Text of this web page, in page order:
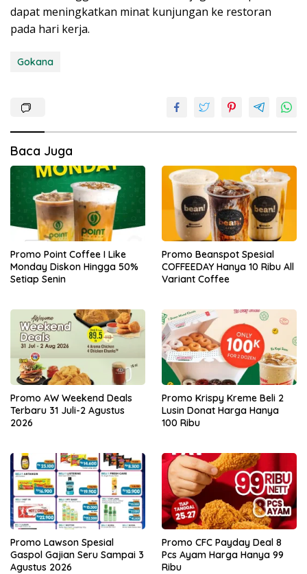
dapat meningkatkan minat kunjungan ke restoran
pada hari kerja.
Gokana
Baca Juga
Promo Point Coffee I Like
Monday Diskon Hingga 50%
Setiap Senin
Promo Beanspot Spesial
COFFEEDAY Hanya 10 Ribu All
Variant Coffee
Promo AW Weekend Deals
Terbaru 31 Juli-2 Agustus
2026
Promo Krispy Kreme Beli 2
Lusin Donat Harga Hanya
100 Ribu
Promo Lawson Spesial
Gaspol Gajian Seru Sampai 3
Agustus 2026
Promo CFC Payday Deal 8
Pcs Ayam Harga Hanya 99
Ribu